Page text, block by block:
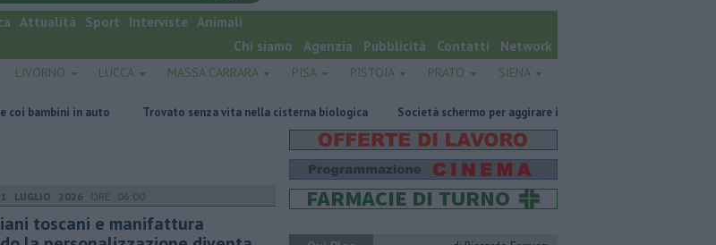
Attualità Sport Interviste Animali
Chi siamo
Agenzia Pubblicità Contatti Network
LIVORNO LUCCA MASSA CARRARA PISA PISTOIA PRATO SIENA
Trovato senza vita nella cisterna biologica Società schermo per aggirare il Fisco Omicidio in carcere, ucciso un
LUGLIO 2026 ORE 06:00
toscani e manifattura